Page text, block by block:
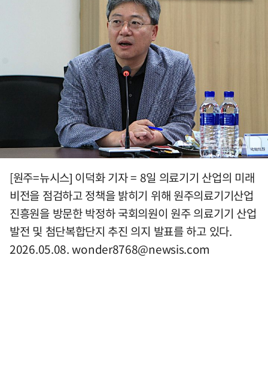
[원주=뉴시스] 이덕화 기자 = 8일 의료기기 산업의 미래
비전을 점검하고 정책을 밝히기 위해 원주의료기기산업
진흥원을 방문한 박정하 국회의원이 원주 의료기기 산업
발전 및 첨단복합단지 추진 의지 발표를 하고 있다.
2026.05.08.wonder8768@newsis.com